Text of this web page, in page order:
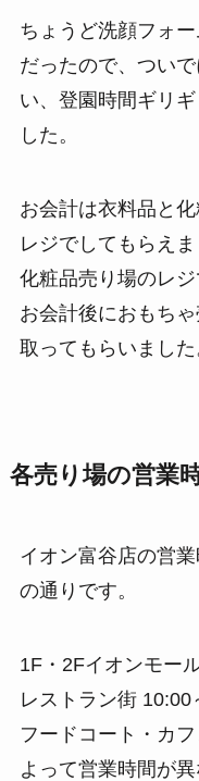
ちょうど洗顔フォ
だったので、つい
い、登園時間ギリ
した。
お会計は衣料品と
レジでしてもらえ
化粧品売り場のレ
お会計後におもち
取ってもらいました
各売り場の営業
イオン富谷店の営
の通りです。
1F・2Fイオンモー
レストラン街 10:00
フードコート・カ
よって営業時間が異